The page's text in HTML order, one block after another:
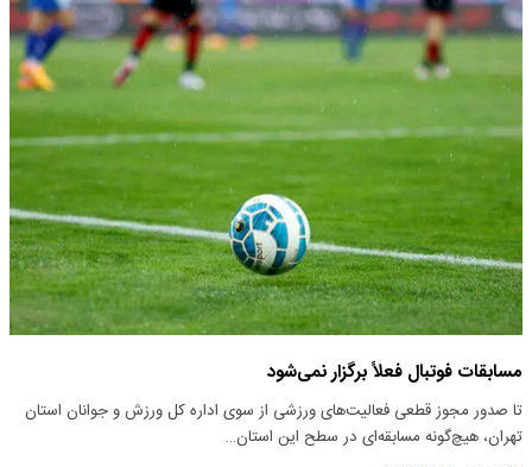
مسابقات فوتبال فعلاً برگزار نمی‌شود
تا صدور مجوز قطعی فعالیت‌های ورزشی از سوی اداره کل ورزش و جوانان استان
تهران، هیچ‌گونه مسابقه‌ای در سطح این استان…